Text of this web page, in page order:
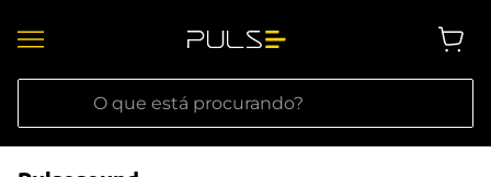
O que está procurando?